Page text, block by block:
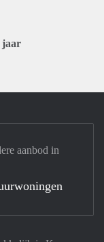
jaar
aanbod in